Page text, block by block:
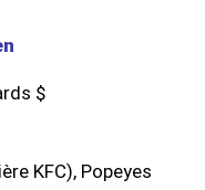
$
KFC), Popeyes